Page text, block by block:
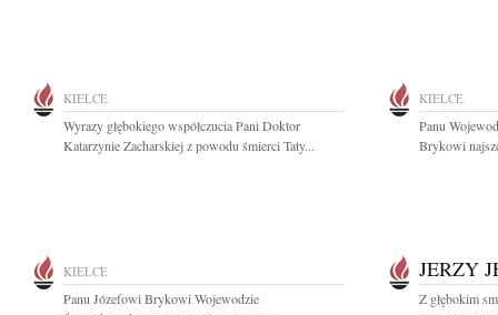
KIELCE
Wyrazy głębokiego współczucia Pani Doktor
Katarzynie Zacharskiej z powodu śmierci Taty...
KIELCE
Panu
Brykowi
KIELCE
Panu Józefowi Brykowi Wojewodzie
JERZY
Z głębokim